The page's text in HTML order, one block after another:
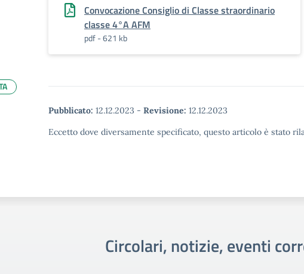
Convocazione Consiglio di Classe straordinario
classe 4°A AFM
pdf - 621 kb
Pubblicato: 12.12.2023 - Revisione: 12.12.2023
Eccetto dove diversamente specificato, questo articolo è stato
Circolari, notizie, eventi